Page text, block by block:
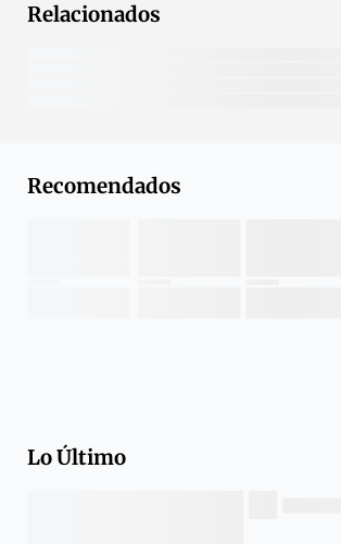
Relacionados
Recomendados
Lo Último